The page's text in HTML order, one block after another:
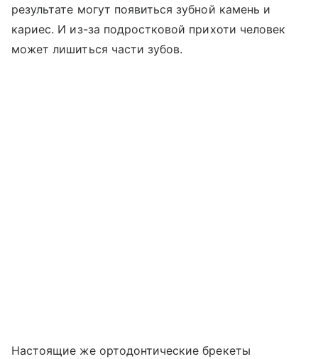
результате могут появиться зубной камень и
кариес. И из-за подростковой прихоти человек
может лишиться части зубов.
Настоящие же ортодонтические брекеты